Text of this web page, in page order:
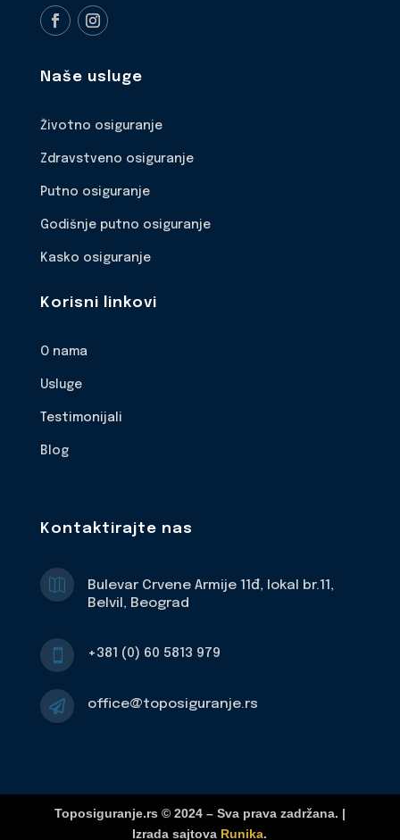
Naše usluge
Životno osiguranje
Zdravstveno osiguranje
Putno osiguranje
Godišnje putno osiguranje
Kasko osiguranje
Korisni linkovi
O nama
Usluge
Testimonijali
Blog
Kontaktirajte nas

Bulevar Crvene Armije 11đ, lokal br.11,
Belvil, Beograd
 +381 (0) 60 5813 979
 office@toposiguranje.rs
Toposiguranje.rs © 2024 – Sva prava zadržana. |
Izrada sajtova Runika.